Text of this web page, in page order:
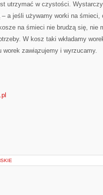
utrzymać w czystości.
– a jeśli używamy worki na śmieci,
na śmieci nie brudzą się, nie
W kosz taki wkładamy
worek zawiązujemy i wyrzucamy.